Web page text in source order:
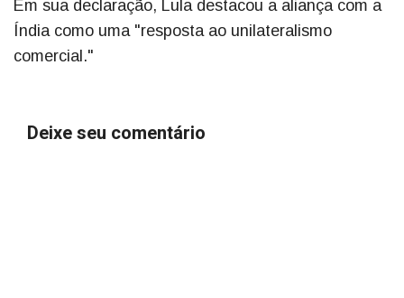
Em sua declaração, Lula destacou a aliança com a
Índia como uma "resposta ao unilateralismo
comercial."
Deixe seu comentário